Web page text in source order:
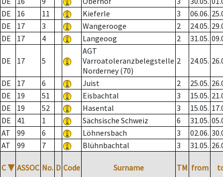
DE
16 11 Kieferle 3 06.06.
DE
17 3 Wangerooge 2 24.05.
DE
17 4 Langeoog 2 31.05.
DE 17 5
AGT
Varroatoleranzbelegstelle
Norderney (70)
2 24.05.
DE 17 6 Juist 2 25.05.
DE
19 51 Eisbachtal 3 15.05.
DE
19 52 Hasental 3 15.05.
DE
41 1 Sächsische Schweiz 6 31.05.
AT
99 6 Löhnersbach 3 02.06.
AT
99 7 Blühnbachtal 3 31.05.
C ▼ ASSOC No. D Code Surname TM from